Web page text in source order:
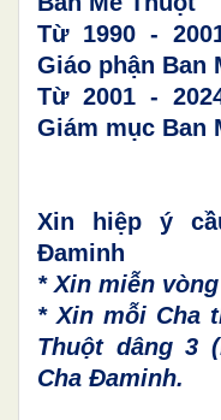
Từ 1990 -
Giáo phận Ban
Từ 2001 -
Giám mục Ban
Xin hiệp ý
Đaminh
* Xin miễn
* Xin mỗi Cha
Thuột dâng 3
Cha Đaminh.